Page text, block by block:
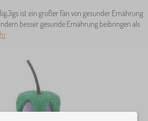
ist ein großer Fan von gesunder Ernährung
besser gesunde Ernährung beibringen als